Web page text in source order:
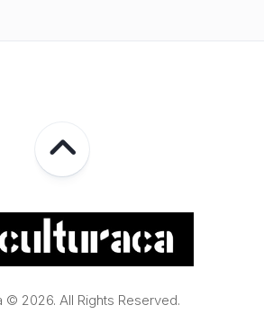
© 2026. All Rights Reserved.